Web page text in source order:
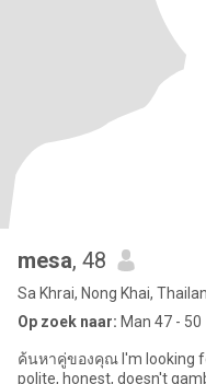
mesa, 48
Sa Khrai, Nong Khai,
Op zoek naar: Man 47 - 50
ค้นหาคู่ของคุณ I'm looking
polite, honest, doesn't